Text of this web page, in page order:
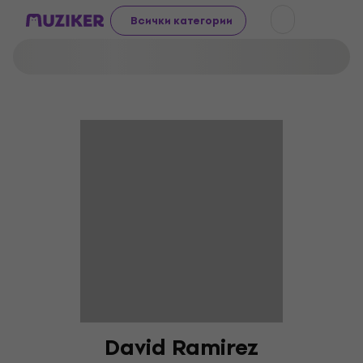
Всички категории
David Ramirez